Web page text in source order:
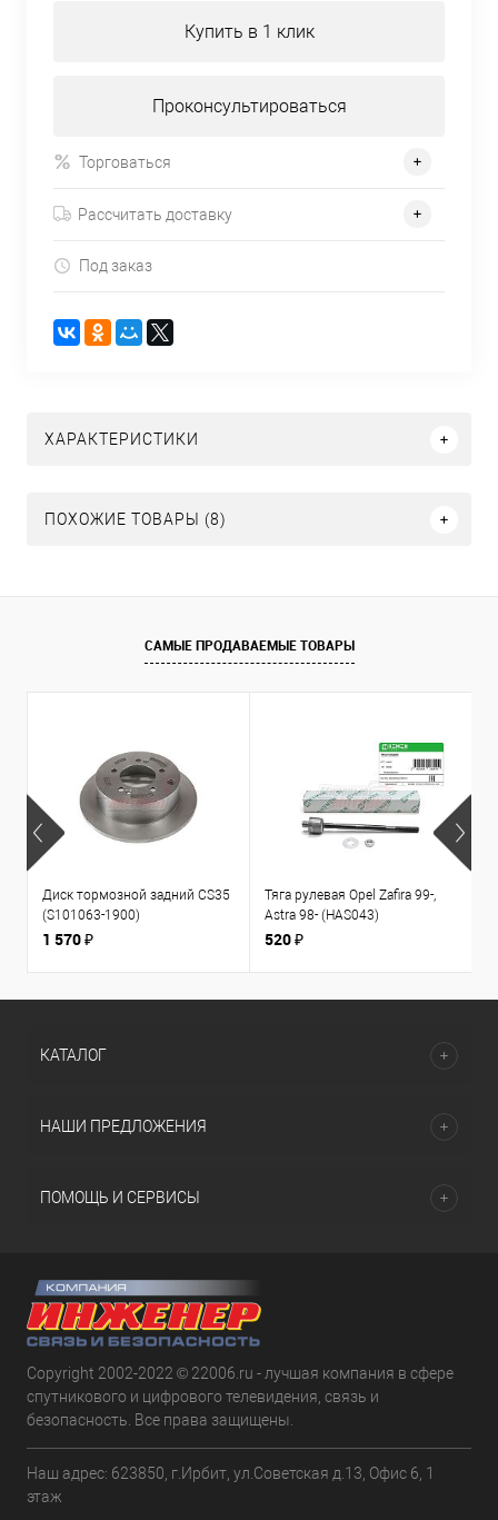
Купить в 1 клик
Проконсультироваться
Торговаться
Рассчитать доставку
Под заказ
ХАРАКТЕРИСТИКИ
ПОХОЖИЕ ТОВАРЫ (8)
САМЫЕ ПРОДАВАЕМЫЕ ТОВАРЫ
Диск тормозной задний CS35
(S101063-1900)
1 570 ₽
Тяга рулевая Opel Zafira 99-,
Astra 98- (HAS043)
520 ₽
КАТАЛОГ
НАШИ ПРЕДЛОЖЕНИЯ
ПОМОЩЬ И СЕРВИСЫ
Copyright 2002-2022 © 22006.ru - лучшая компания в сфере
спутникового и цифрового телевидения, связь и
безопасность. Все права защищены.
Наш адрес: 623850, г.Ирбит, ул.Советская д.13, Офис 6, 1
этаж